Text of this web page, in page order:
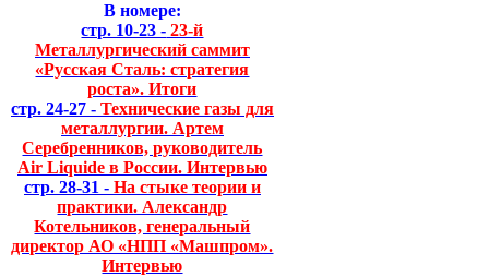
В номере:
стр. 10-23 - 23-й
Металлургический саммит
«Русская Сталь: стратегия
роста». Итоги
стр. 24-27 - Технические газы для
металлургии. Артем
Серебренников, руководитель
Air Liquide в России. Интервью
стр. 28-31 - На стыке теории и
практики. Александр
Котельников, генеральный
директор АО «НПП «Машпром».
Интервью